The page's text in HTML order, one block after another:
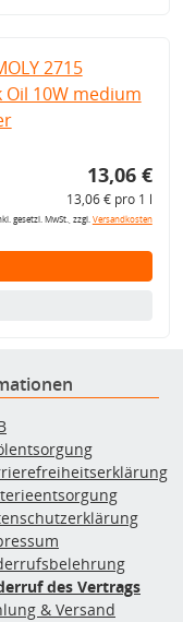
2715
10W medium
13,06 €
13,06 € pro 1 l
gesetzl. MwSt., zzgl.Versandkosten
des Vertrags
& Versand